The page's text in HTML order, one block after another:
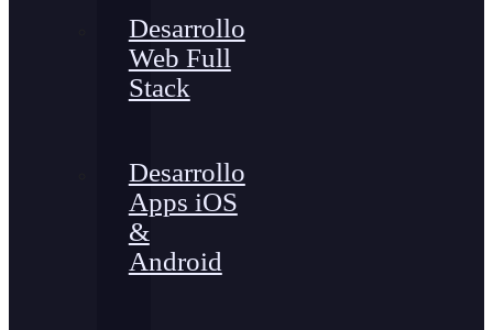
Desarrollo
Web Full
Stack
Desarrollo
Apps iOS
&
Android